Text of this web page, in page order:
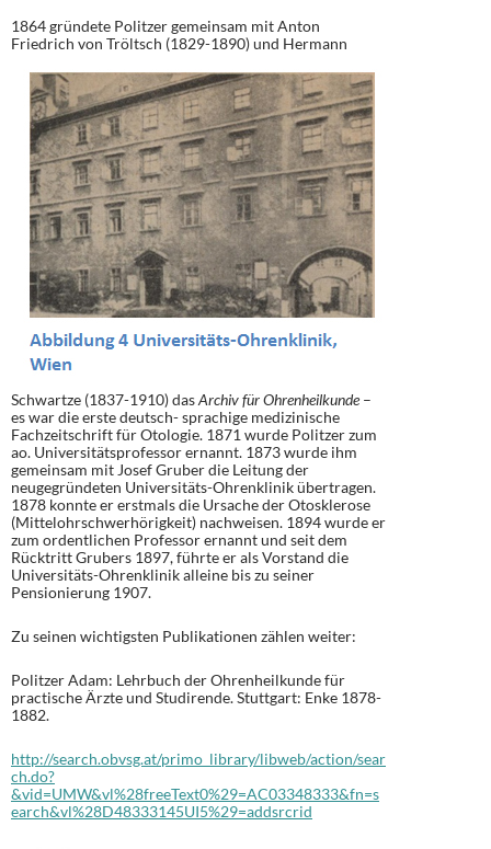
1864 gründete Politzer gemeinsam mit Anton
Friedrich von Tröltsch (1829-1890) und Hermann
Schwartze (1837-1910) dasArchiv für Ohrenheilkunde–
es war die erste deutsch- sprachige medizinische
Fachzeitschrift für Otologie. 1871 wurde Politzer zum
ao. Universitätsprofessor ernannt. 1873 wurde ihm
gemeinsam mit Josef Gruber die Leitung der
neugegründeten Universitäts-Ohrenklinik übertragen.
1878 konnte er erstmals die Ursache der Otosklerose
(Mittelohrschwerhörigkeit) nachweisen. 1894 wurde er
zum ordentlichen Professor ernannt und seit dem
Rücktritt Grubers 1897, führte er als Vorstand die
Universitäts-Ohrenklinik alleine bis zu seiner
Pensionierung 1907.
Zu seinen wichtigsten Publikationen zählen weiter:
Politzer Adam: Lehrbuch der Ohrenheilkunde für
practische Ärzte und Studirende. Stuttgart: Enke 1878-
1882.
http://search.obvsg.at/primo_library/libweb/action/sear
ch.do?
&vid=UMW&vl%28freeText0%29=AC03348333&fn=s
earch&vl%28D48333145UI5%29=addsrcrid